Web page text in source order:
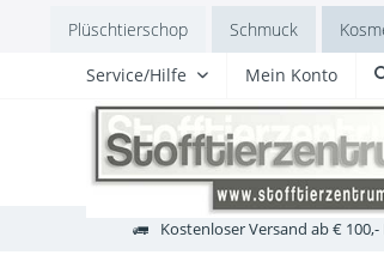
Plüschtierschop Schmuck
Service/Hilfe Mein Konto
Polarregion Europa
Kostenloser Versand ab €